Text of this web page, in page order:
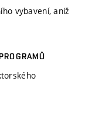
vybavení, aniž